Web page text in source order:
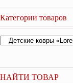
Категории товаров
НАЙТИ ТОВАР